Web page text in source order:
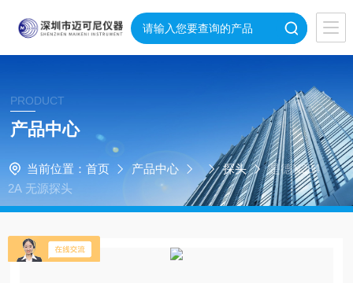
PRODUCT
产品中心
当前位置： 首页 产品中心 探头
是德N284
2A 无源探头